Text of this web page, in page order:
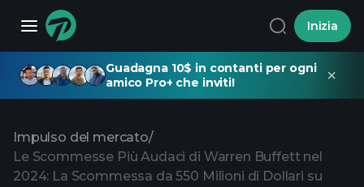
Inizia
Guadagna 10$ in contanti per ogni
amico Pro+ che inviti!
Impulso del mercato/
Le Scommesse Più Audaci di Warren Buffett nel
2024: La Scommessa da 550 Milioni di Dollari su